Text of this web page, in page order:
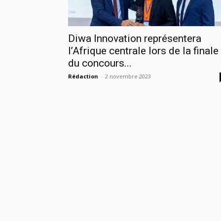
Diwa Innovation représentera
l’Afrique centrale lors de la finale
du concours...
Rédaction - 2 novembre 2023